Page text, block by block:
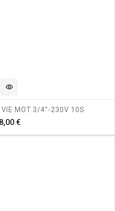
visibility
VIE MOT.3/4"-230V 10S
€Prezzo